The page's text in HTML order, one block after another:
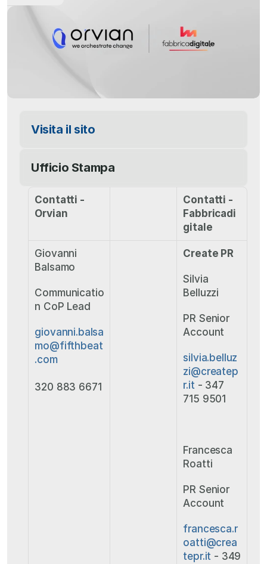
Visita il sito
Ufficio Stampa
Contatti -
Orvian
Contatti -
Fabbricadi
gitale
Giovanni
Balsamo
Communicatio
n CoP Lead
giovanni.balsa
mo@fifthbeat
.com
320 883 6671
Create PR
Silvia
Belluzzi
PR Senior
Account
silvia.belluz
zi@createp
r.it - 347
715 9501
Francesca
Roatti
PR Senior
Account
francesca.r
oatti@crea
tepr.it - 349